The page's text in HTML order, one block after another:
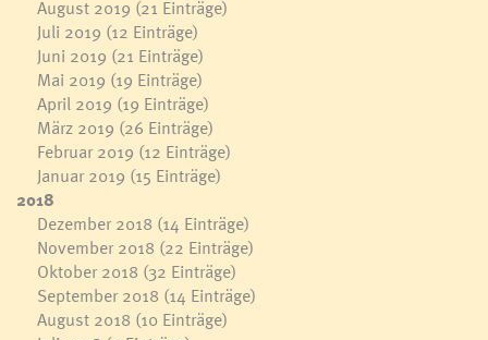
August 2019 (21 Einträge)
Juli 2019 (12 Einträge)
Juni 2019 (21 Einträge)
Mai 2019 (19 Einträge)
April 2019 (19 Einträge)
März 2019 (26 Einträge)
Februar 2019 (12 Einträge)
Januar 2019 (15 Einträge)
2018
Dezember 2018 (14 Einträge)
November 2018 (22 Einträge)
Oktober 2018 (32 Einträge)
September 2018 (14 Einträge)
August 2018 (10 Einträge)